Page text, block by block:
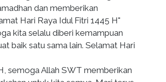
dan memberikan
Hari Raya Idul Fitri 1445 H"
kita selalu diberi kemampuan
baik satu sama lain. Selamat Hari
semoga Allah SWT memberikan